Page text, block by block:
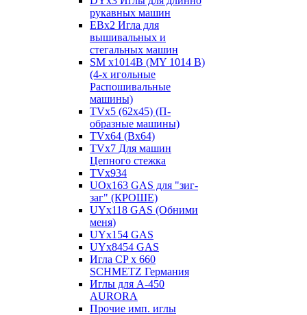
рукавных машин
EBx2 Игла для
вышивальных и
стегальных машин
SM x1014B (MY 1014 B)
(4-х игольные
Распошивальные
машины)
TVх5 (62х45) (П-
образные машины)
TVх64 (Вх64)
TVх7 Для машин
Цепного стежка
TVх934
UOx163 GAS для "зиг-
заг" (КРОШЕ)
UYx118 GAS (Обними
меня)
UYx154 GAS
UYx8454 GAS
Игла CP х 660
SCHMETZ Германия
Иглы для А-450
AURORA
Прочие имп. иглы